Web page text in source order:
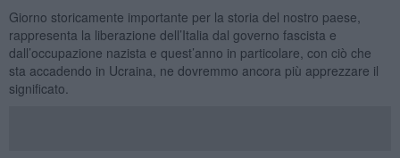
Giorno storicamente importante per la storia del nostro paese,
rappresenta la liberazione dell’Italia dal governo fascista e
dall’occupazione nazista e quest’anno in particolare, con ciò che
sta accadendo in Ucraina, ne dovremmo ancora più apprezzare il
significato.